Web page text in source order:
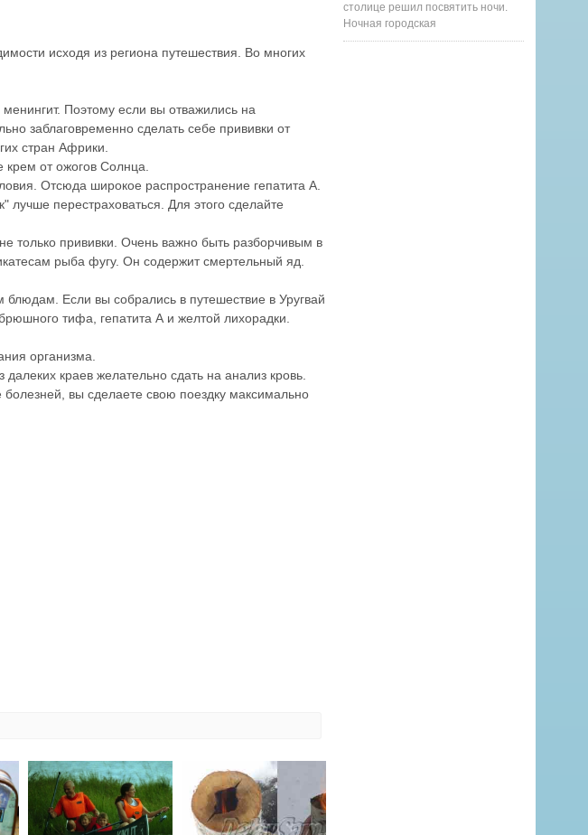
столице решил посвятить ночи.
Ночная городская
исходя из региона путешествия. Во многих
Поэтому если вы отважились на
заблаговременно сделать себе прививки от
стран Африки.
от ожогов Солнца.
Отсюда широкое распространение гепатита А.
перестраховаться. Для этого сделайте
только прививки. Очень важно быть разборчивым в
рыба фугу. Он содержит смертельный яд.
Если вы собрались в путешествие в Уругвай
тифа, гепатита А и желтой лихорадки.
организма.
краев желательно сдать на анализ кровь.
вы сделаете свою поездку максимально